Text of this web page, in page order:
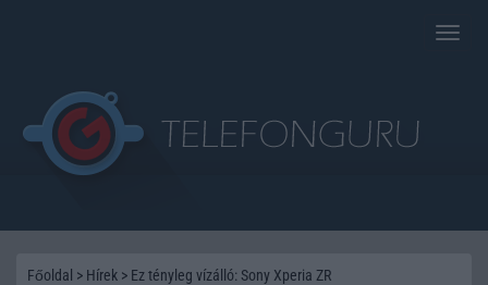
Toggle
Főoldal > Hírek > Ez tényleg vízálló: Sony Xperia ZR